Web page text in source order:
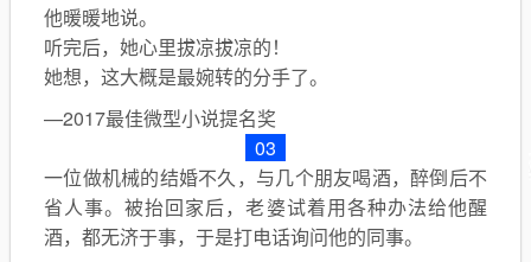
他暖暖地说。
听完后，她心里拔凉拔凉的！
她想，这大概是最婉转的分手了。
—2017最佳微型小说提名奖
03
一位做机械的结婚不久，与几个朋友喝酒，醉倒后不
省人事。被抬回家后，老婆试着用各种办法给他醒
酒，都无济于事，于是打电话询问他的同事。